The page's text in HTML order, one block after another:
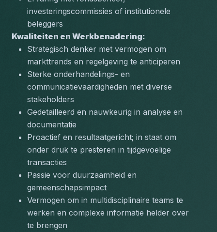
investeringscommissies of institutionele
beleggers
Kwaliteiten en Werkbenadering:
Strategisch denker met vermogen om
markttrends en regelgeving te anticiperen
Sterke onderhandelings- en
communicatievaardigheden met diverse
stakeholders
Gedetailleerd en nauwkeurig in analyse en
documentatie
Proactief en resultaatgericht; in staat om
onder druk te presteren in tijdgevoelige
transacties
Passie voor duurzaamheid en
gemeenschapsimpact
Vermogen om in multidisciplinaire teams te
werken en complexe informatie helder over
te brengen